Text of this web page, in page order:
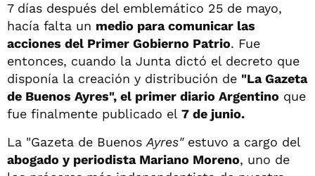
7 días después del emblemático 25 de mayo,
hacía falta un medio para comunicar las
acciones del Primer Gobierno Patrio. Fue
entonces, cuando la Junta dictó el decreto que
disponía la creación y distribución de "La Gazeta
de Buenos Ayres", el primer diario Argentino que
fue finalmente publicado el 7 de junio.
La "Gazeta de Buenos Ayres" estuvo a cargo del
abogado y periodista Mariano Moreno, uno de